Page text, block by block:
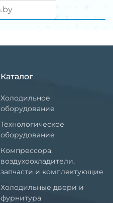
Каталог
Холодильное
оборудование
Технологическое
оборудование
Компрессора,
воздухоохладители,
запчасти и комплектующие
Холодильные двери и
фурнитура